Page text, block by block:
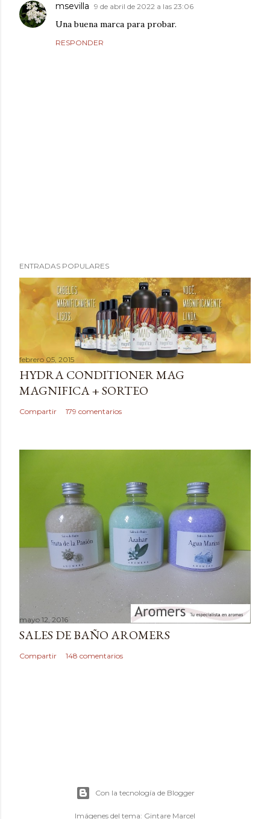
msevilla 9 de abril de 2022 a las 23:06
Una buena marca para probar.
RESPONDER
u
b
a
r
u
n
c
o
ENTRADAS POPULARES
febrero 05, 2015
HYDRA CONDITIONER MAG
MAGNIFICA + SORTEO
Compartir 179 comentarios
mayo 12, 2016
SALES DE BAÑO AROMERS
Compartir 148 comentarios
Con la tecnología de Blogger
Imágenes del tema: Gintare Marcel